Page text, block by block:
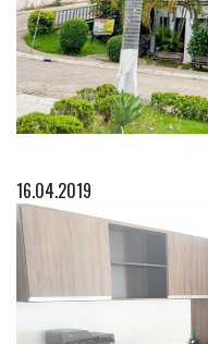
16.04.2019